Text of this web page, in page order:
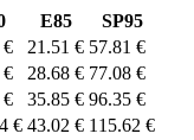
E85
SP95
€ 21.51 € 57.81 €
€ 28.68 € 77.08 €
€ 35.85 € 96.35 €
€ 43.02 € 115.62 €